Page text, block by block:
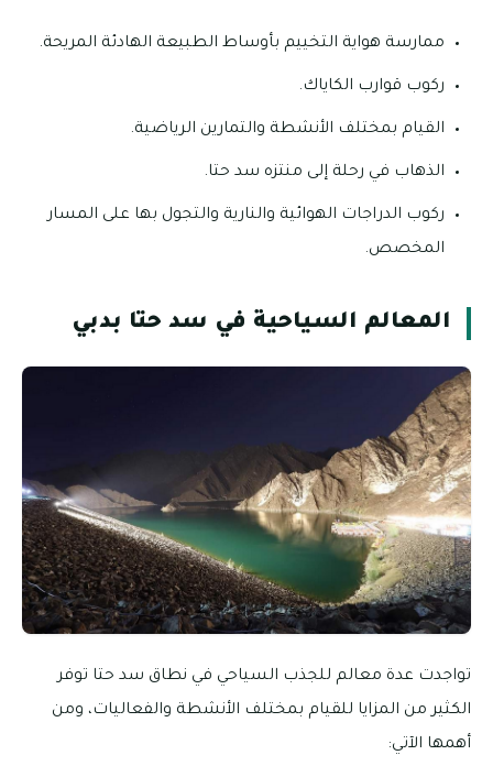
ممارسة هواية التخييم بأوساط الطبيعة الهادئة المريحة.
ركوب قوارب الكاياك.
القيام بمختلف الأنشطة والتمارين الرياضية.
الذهاب في رحلة إلى منتزه سد حتا.
ركوب الدراجات الهوائية والنارية والتجول بها على المسار
المخصص.
المعالم السياحية في سد حتا بدبي
تواجدت عدة معالم للجذب السياحي في نطاق سد حتا توفر
الكثير من المزايا للقيام بمختلف الأنشطة والفعاليات، ومن
أهمها الآتي: